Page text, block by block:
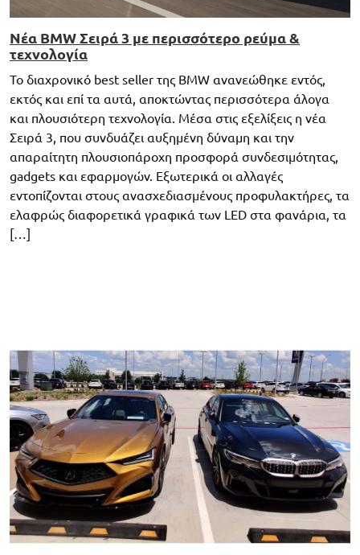
Νέα BMW Σειρά 3 με περισσότερo ρεύμα &
τεχνολογία
Το διαχρονικό best seller της BMW ανανεώθηκε εντός,
εκτός και επί τα αυτά, αποκτώντας περισσότερα άλογα
και πλουσιότερη τεχνολογία. Μέσα στις εξελίξεις η νέα
Σειρά 3, που συνδυάζει αυξημένη δύναμη και την
απαραίτητη πλουσιοπάροχη προσφορά συνδεσιμότητας,
gadgets και εφαρμογών. Εξωτερικά οι αλλαγές
εντοπίζονται στους ανασχεδιασμένους προφυλακτήρες, τα
ελαφρώς διαφορετικά γραφικά των LED στα φανάρια, τα
[…]